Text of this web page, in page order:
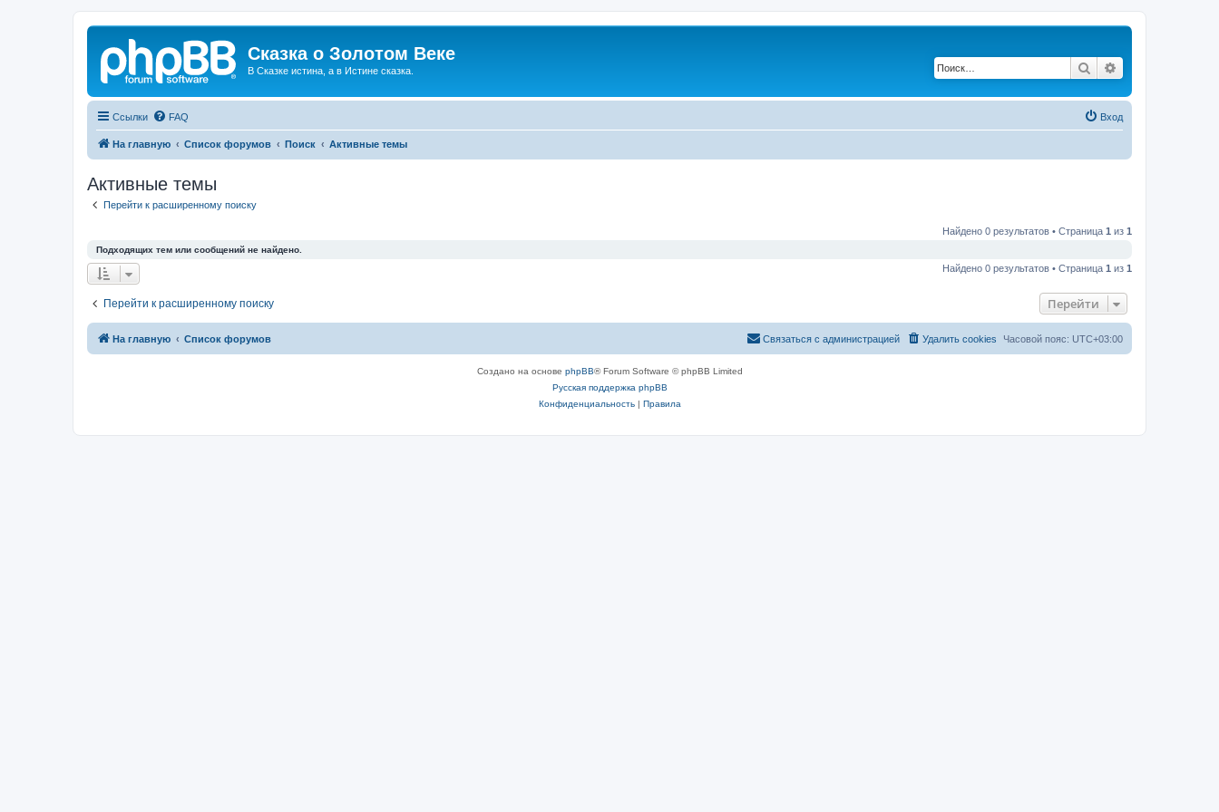
Сказка о Золотом Веке
В Сказке истина, а в Истине сказка. Поиск
Ссылки FAQ Вход
На главную Список форумов Поиск Активные темы
Активные темы
Перейти к расширенному поиску
Найдено 0 результатов • Страница 1 из 1
Подходящих тем или сообщений не найдено.
Найдено 0 результатов • Страница 1 из 1
Перейти к расширенному поиску Перейти
На главную Список форумов Часовой пояс: UTC+03:00
Удалить cookies
Связаться с администрацией
Создано на основе phpBB® Forum Software © phpBB Limited
Русская поддержка phpBB
Конфиденциальность| Правила